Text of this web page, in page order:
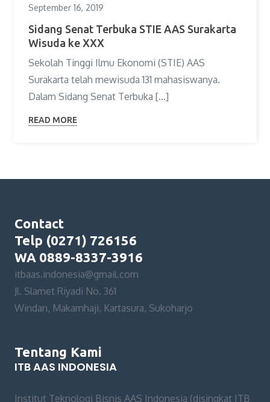
September 16, 2019
Sidang Senat Terbuka STIE AAS Surakarta
Wisuda ke XXX
Sekolah Tinggi Ilmu Ekonomi (STIE) AAS
Surakarta telah mewisuda 131 mahasiswanya.
Dalam Sidang Senat Terbuka […]
READ MORE
Contact
Telp (0271) 726156
WA 0889-8337-3916
itbaas.indonesia@gmail.com
Jl. Slamet Riyadi No. 361
Windan, Makamhaji, Kartasura, Sukoharjo
Tentang Kami
ITB AAS INDONESIA
Institut Teknologi Bisnis AAS Indonesia (disingkat ITB